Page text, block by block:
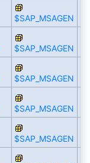
$SAP_MSAGEN
$SAP_MSAGEN
$SAP_MSAGEN
$SAP_MSAGEN
$SAP_MSAGEN